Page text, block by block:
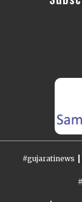
#gujaratinews